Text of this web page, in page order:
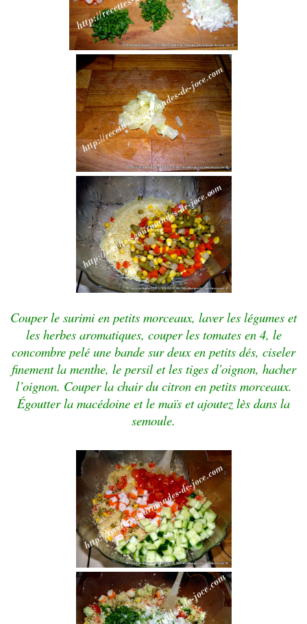
Couper le surimi en petits morceaux, laver les légumes et
les herbes aromatiques, couper les tomates en 4, le
concombre pelé une bande sur deux en petits dés, ciseler
finement la menthe, le persil et les tiges d’oignon, hacher
l’oignon. Couper la chair du citron en petits morceaux.
Égoutter la macédoine et le maïs et ajoutez lès dans la
semoule.